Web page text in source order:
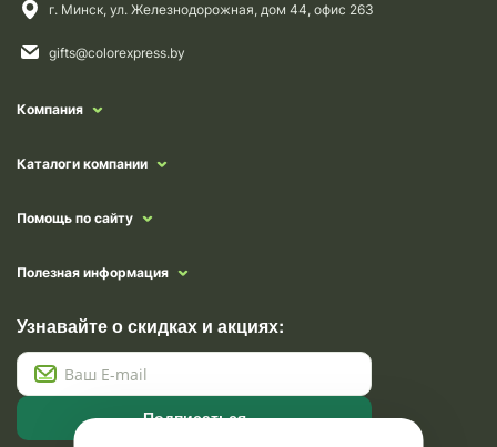
г. Минск, ул. Железнодорожная, дом 44, офис 263
gifts@colorexpress.by
Компания
Каталоги компании
Помощь по сайту
Полезная информация
Узнавайте о скидках и акциях:
Подписаться